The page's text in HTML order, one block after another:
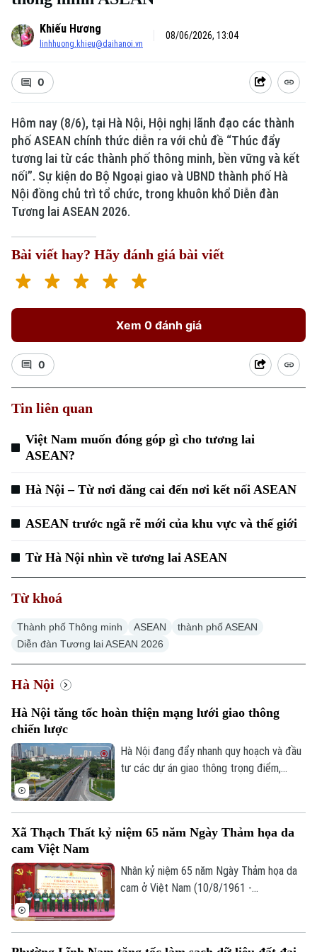
Xu hướng
Khiếu Hương
linhhuong.khieu@daihanoi.vn
08/06/2026, 13:04
0
Hôm nay (8/6), tại Hà Nội, Hội nghị lãnh đạo các thành
phố ASEAN chính thức diễn ra với chủ đề “Thúc đẩy
tương lai từ các thành phố thông minh, bền vững và kết
nối”. Sự kiện do Bộ Ngoại giao và UBND thành phố Hà
Nội đồng chủ trì tổ chức, trong khuôn khổ Diễn đàn
Tương lai ASEAN 2026.
Bài viết hay? Hãy đánh giá bài viết
Xem 0 đánh giá
0
Tin liên quan
Việt Nam muốn đóng góp gì cho tương lai
ASEAN?
Hà Nội – Từ nơi đăng cai đến nơi kết nối ASEAN
ASEAN trước ngã rẽ mới của khu vực và thế giới
Từ Hà Nội nhìn về tương lai ASEAN
Từ khoá
Thành phố Thông minh ASEAN
thành phố ASEAN
Diễn đàn Tương lai ASEAN 2026
Hà Nội
Hà Nội tăng tốc hoàn thiện mạng lưới giao thông
chiến lược
Hà Nội đang đẩy nhanh quy hoạch và đầu
tư các dự án giao thông trọng điểm,
sắt đô thị, kỳ vọng sẽ tạo động lực phát
ùn tắc giao thông của Thủ đô.
Xã Thạch Thất kỷ niệm 65 năm Ngày Thảm họa da
cam Việt Nam
Nhân kỷ niệm 65 năm Ngày Thảm họa da
cam ở Việt Nam (10/8/1961 -